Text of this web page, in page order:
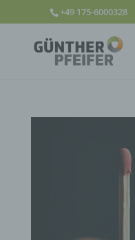
+49 175-6000328